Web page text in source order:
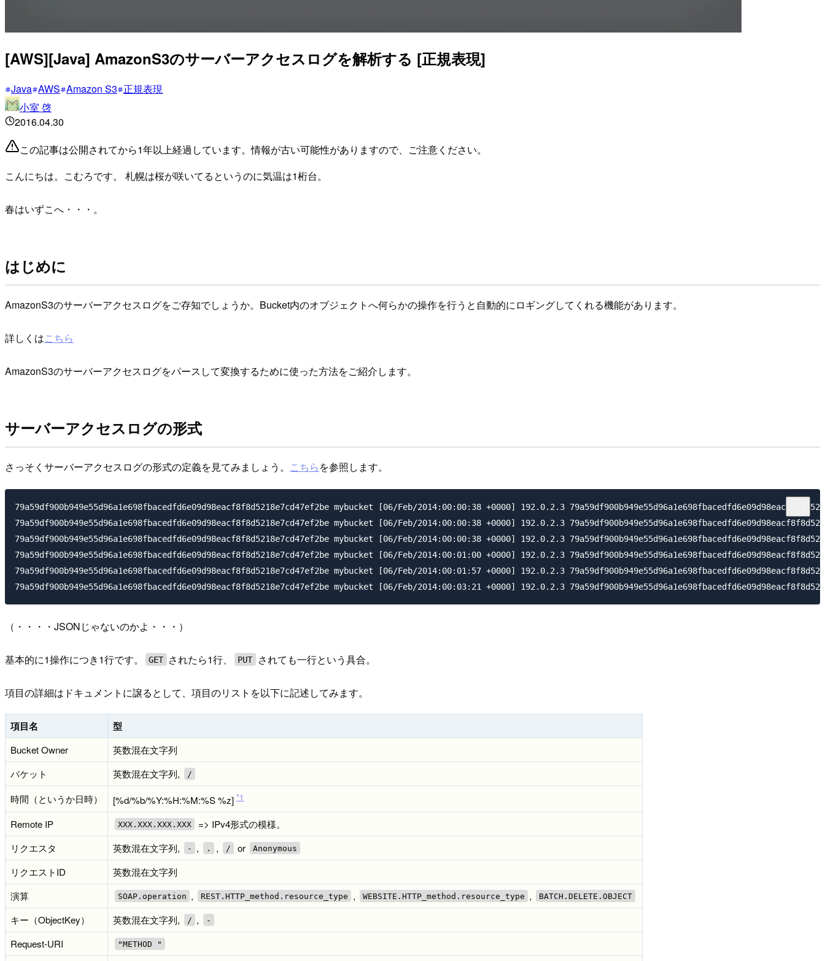
[AWS][Java] AmazonS3のサーバーアクセスログを解析する [正規表現]
Java AWS Amazon S3 正規表現
小室 啓
2016.04.30
この記事は公開されてから1年以上経過しています。情報が古い可能性がありますので、ご注意ください。
こんにちは。こむろです。 札幌は桜が咲いてるというのに気温は1桁台。
春はいずこへ・・・。
はじめに
AmazonS3のサーバーアクセスログをご存知でしょうか。Bucket内のオブジェクトへ何らかの操作を行うと自動的にロギングしてくれる機能があります。
詳しくはこちら
AmazonS3のサーバーアクセスログをパースして変換するために使った方法をご紹介します。
サーバーアクセスログの形式
さっそくサーバーアクセスログの形式の定義を見てみましょう。 こちらを参照します。
79a59df900b949e55d96a1e698fbacedfd6e09d98eacf8f8d5218e7cd47ef2be mybucket [06/Feb/2014:00:00:38 +0000] 192.0.2.3
79a59df900b949e55d96a1e698fbacedfd6e09d98eacf8f8d5218e7cd47ef2be mybucket [06/Feb/2014:00:00:38 +0000] 192.0.2.3
79a59df900b949e55d96a1e698fbacedfd6e09d98eacf8f8d5218e7cd47ef2be mybucket [06/Feb/2014:00:00:38 +0000] 192.0.2.3
79a59df900b949e55d96a1e698fbacedfd6e09d98eacf8f8d5218e7cd47ef2be mybucket [06/Feb/2014:00:01:00 +0000] 192.0.2.3
79a59df900b949e55d96a1e698fbacedfd6e09d98eacf8f8d5218e7cd47ef2be mybucket [06/Feb/2014:00:01:57 +0000] 192.0.2.3
（・・・・JSONじゃないのかよ・・・）
基本的に1操作につき1行です。 GET されたら1行、 PUT されても一行という具合。
項目の詳細はドキュメントに譲るとして、項目のリストを以下に記述してみます。
項目名 型
Bucket Owner
英数混在文字列
バケット
英数混在文字列, /
時間（というか日時） [%d/%b/%Y:%H:%M:%S %z] *1
Remote IP XXX.XXX.XXX.XXX
=> IPv4形式の模様。
リクエスタ
英数混在文字列, - , . , / or Anonymous
リクエストID
英数混在文字列
演算
SOAP.operation , REST.HTTP_method.resource_type , WEBSITE.HTTP_method.resource_type , BATCH.DELETE.OBJECT
キー（ObjectKey） 英数混在文字列, / , -
Request-URI "METHOD "